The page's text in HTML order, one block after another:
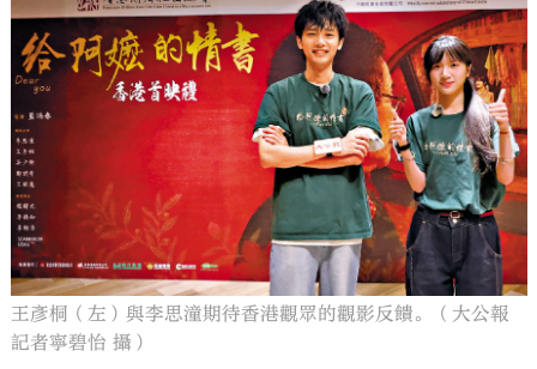
王彥桐（左）與李思潼期待香港觀眾的觀影反饋。（大公報
記者寧碧怡 攝）